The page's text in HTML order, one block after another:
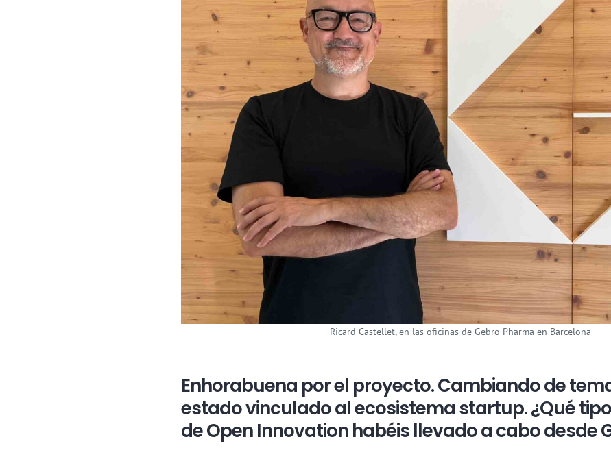
Ricard Castellet, en las oficinas de Gebro Pharma en Barcelona
Enhorabuena por el proyecto. Cambiando de
estado vinculado al ecosistema startup. ¿Qué
de Open Innovation habéis llevado a cabo desde